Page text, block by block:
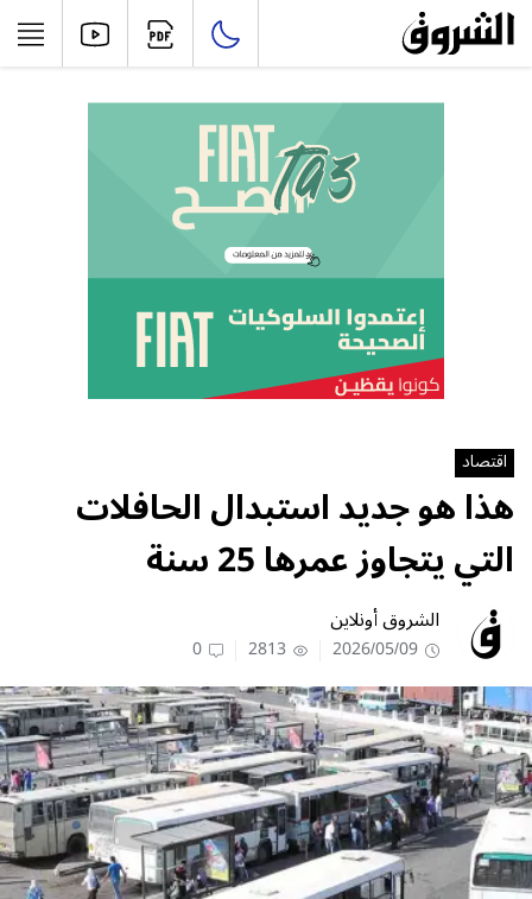
اقتصاد
هذا هو جديد استبدال الحافلات
التي يتجاوز عمرها 25 سنة
الشروق أونلاين
2026/05/09
2813
0